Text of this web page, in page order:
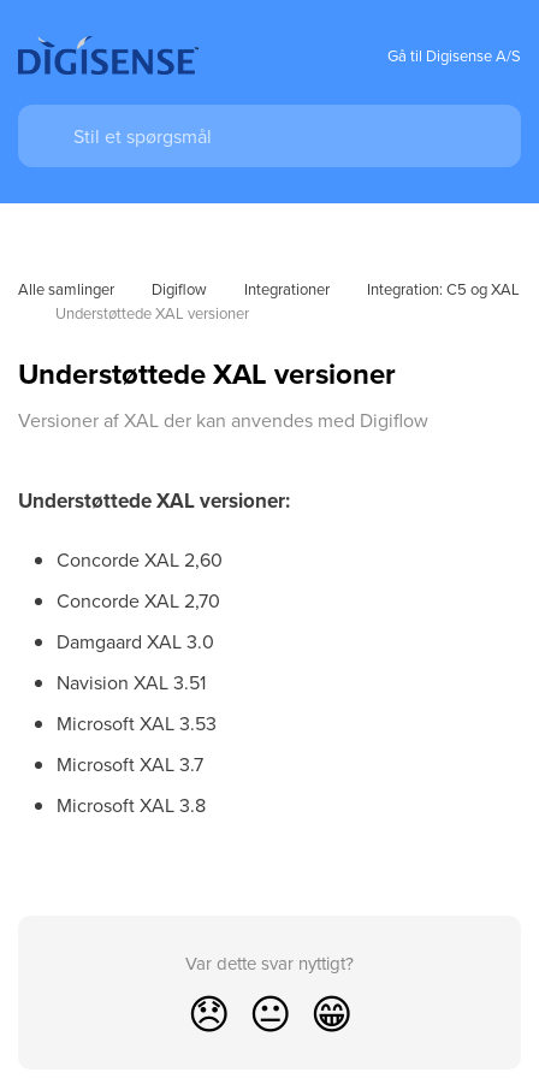
Gå til Digisense A/S
Alle samlinger Digiflow Integrationer
Integration: C5 og XAL
Understøttede XAL versioner
Understøttede XAL versioner
Versioner af XAL der kan anvendes med Digiflow
Understøttede XAL versioner:
Concorde XAL 2,60
Concorde XAL 2,70
Damgaard XAL 3.0
Navision XAL 3.51
Microsoft XAL 3.53
Microsoft XAL 3.7
Microsoft XAL 3.8
Var dette svar nyttigt?
😞 😐 😁